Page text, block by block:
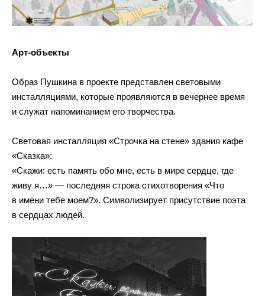
Арт-объекты
Образ Пушкина в проекте представлен световыми
инсталляциями, которые проявляются в вечернее время
и служат напоминанием его творчества.
Световая инсталляция «Строчка на стене» здания кафе
«Сказка»:
«Скажи: есть память обо мне, есть в мире сердце, где
живу я…» — последняя строка стихотворения «Что
в имени тебе моем?». Символизирует присутствие поэта
в сердцах людей.